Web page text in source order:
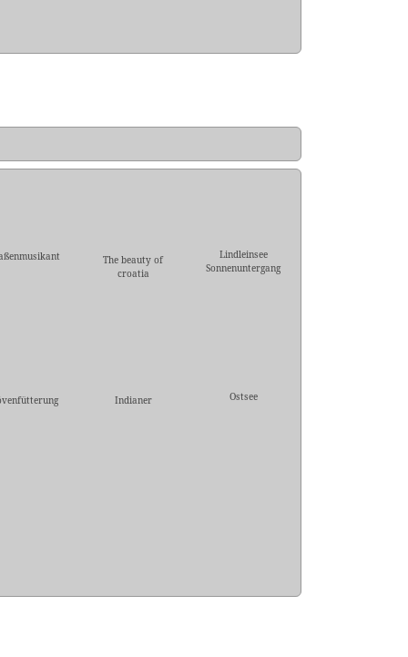
The beauty of
croatia
Lindleinsee
Sonnenuntergang
Indianer Ostsee